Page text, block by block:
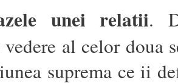
unei relatii.
al celor doua
suprema ce ii